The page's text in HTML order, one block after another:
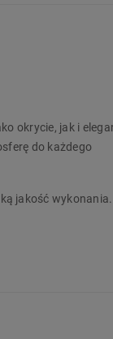
okrycie, jak i
do każdego
jakość